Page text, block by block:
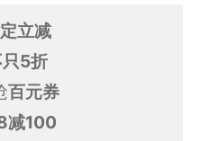
立减
5折
百元券
减100